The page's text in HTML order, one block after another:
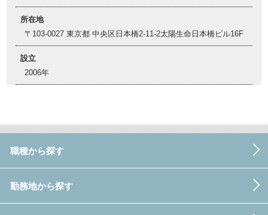
所在地
〒103-0027 東京都 中央区日本橋2-11-2太陽生命日本橋ビル16F
設立
2006年
職種から探す
勤務地から探す